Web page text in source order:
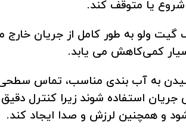
یا متوقف کند.
ولو به طور کامل از جریان خارج
کمی‌کاهش می یابد.
استفاده شوند زیرا کنترل
همچنین لرزش و صدا ایجاد کند.